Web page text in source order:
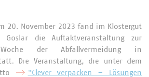
20. November 2023 fand im Klostergut
Goslar die Auftaktveranstaltung zur
Woche der Abfallvermeidung in
Die Veranstaltung, die unter dem
"Clever verpacken – Lösungen